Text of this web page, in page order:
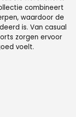
combineert
waardoor de
is. Van casual
zorgen ervoor
voelt.